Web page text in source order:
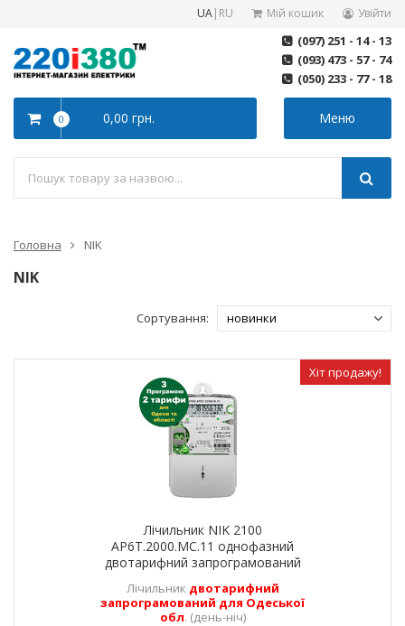
UA| RU Мій кошик Увійти
(097) 251 - 14 - 13
(093) 473 - 57 - 74
(050) 233 - 77 - 18
Меню
0 0,00 грн.
Головна NIK
NIK
Сортування:
Хіт продажу!
Лічильник NIK 2100
AP6T.2000.МС.11 однофазний
двотарифний запрограмований
Лічильник двотарифний
запрограмований для Одеської
обл. (день-ніч)